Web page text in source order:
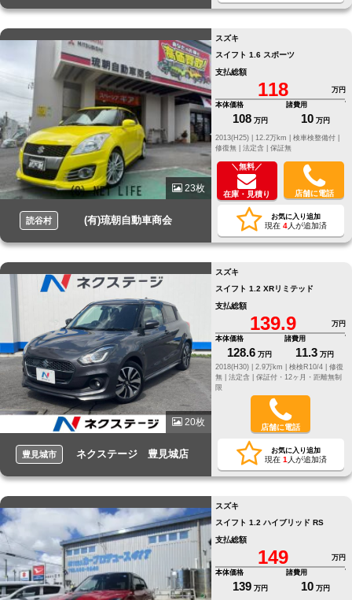
23枚
読谷村 (有)琉朝自動車商会
スズキ
スイフト 1.6 スポーツ
支払総額
118
万円
本体価格
108 万円
諸費用
10 万円
修復無 | 法定含 | 保証無
＼無料／
在庫・見積り 店舗に電話
お気に入り追加
現在 4人が追加済
20枚
豊見城市 ネクステージ 豊見城店
スズキ
スイフト 1.2 XRリミテッド
支払総額
139.9
万円
本体価格
128.6 万円
諸費用
11.3 万円
2018(H30) |
2.9万km | 検検R10/4 | 修復
無 | 法定含 | 保証付・12ヶ月・距離無制
限
店舗に電話
お気に入り追加
現在 1 人が追加済
スズキ
スイフト 1.2 ハイブリッド RS
支払総額
149
万円
本体価格
139 万円
諸費用
10 万円